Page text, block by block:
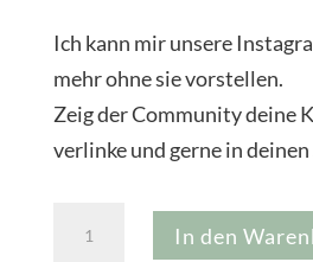
Ich kann mir unsere
mehr ohne sie vorstellen.
Zeig der Community deine
verlinke und gerne in
Reisemädchen
In den